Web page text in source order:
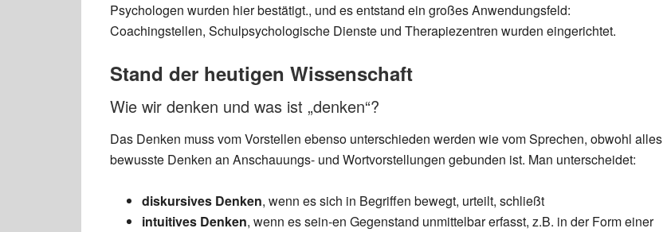
Psychologen wurden hier bestätigt., und es entstand ein großes Anwendungsfeld:
Coachingstellen, Schulpsychologische Dienste und Therapiezentren wurden eingerichtet.
Stand der heutigen Wissenschaft
Wie wir denken und was ist „denken“?
Das Denken muss vom Vorstellen ebenso unterschieden werden wie vom Sprechen, obwohl alles
bewusste Denken an Anschauungs- und Wortvorstellungen gebunden ist. Man unterscheidet:
diskursives Denken, wenn es sich in Begriffen bewegt, urteilt, schließt
intuitives Denken, wenn es sein-en Gegenstand unmittelbar erfasst, z.B. in der Form einer